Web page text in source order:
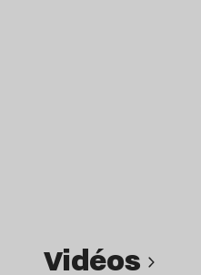
Vidéos